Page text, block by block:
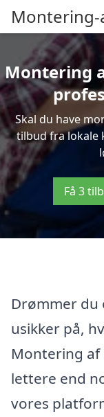
Montering
Skal du have
tilbud fra lokale
Få 3
Drømmer du
usikker på,
Montering af
lettere end
vores